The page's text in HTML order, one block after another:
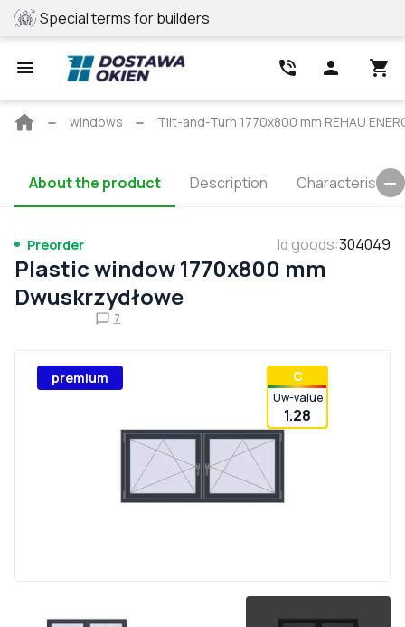
Special terms for builders
Main
windows Tilt-and-Turn 1770x800 mm REHAU
About the product Description Characteristics
Preorder Id goods:304049
Plastic window 1770x800 mm
Dwuskrzydłowe
7
premium С
Uw-value
1.28